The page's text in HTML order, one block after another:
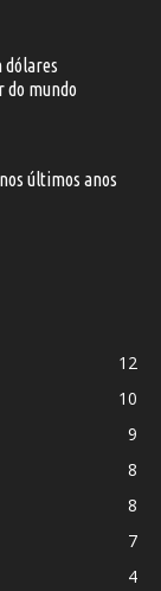
dólares
do mundo
últimos anos
12
10
9
8
8
7
4